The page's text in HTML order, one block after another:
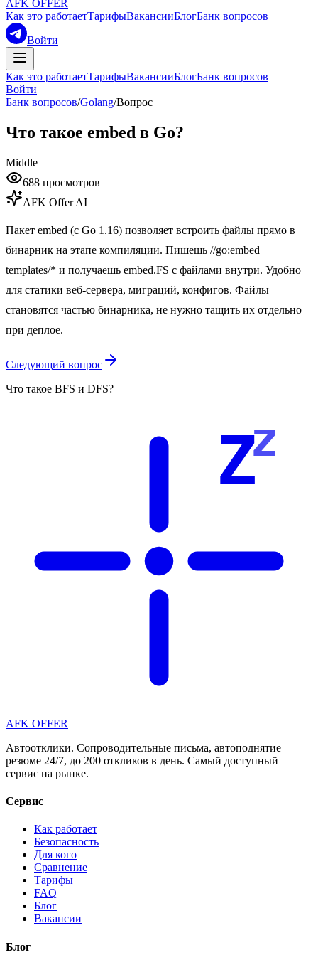
AFK OFFER
Как это работаетТарифыВакансииБлогБанк вопросов
Войти
Как это работаетТарифыВакансииБлогБанк вопросов
Войти
Банк вопросов/Golang/Вопрос
Что такое embed в Go?
Middle
688 просмотров
AFK Offer AI
Пакет embed (с Go 1.16) позволяет встроить файлы прямо в
бинарник на этапе компиляции. Пишешь //go:embed
templates/* и получаешь embed.FS с файлами внутри. Удобно
для статики веб-сервера, миграций, конфигов. Файлы
становятся частью бинарника, не нужно тащить их отдельно
при деплое.
Следующий вопрос
Что такое BFS и DFS?
Zz
AFK OFFER
Автоотклики. Сопроводительные письма, автоподнятие
резюме 24/7, до 200 откликов в день. Самый доступный
сервис на рынке.
Сервис
Как работает
Безопасность
Для кого
Сравнение
Тарифы
FAQ
Блог
Вакансии
Блог